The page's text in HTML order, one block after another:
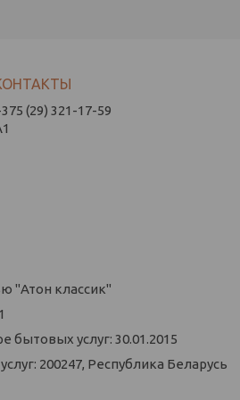
(29) 321-17-59
"Атон классик"
бытовых услуг: 30.01.2015
200247, Республика Беларусь